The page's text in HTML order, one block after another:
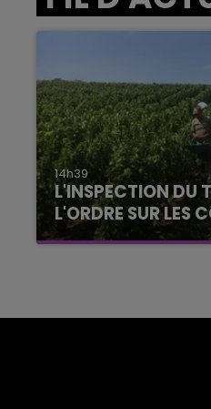
14h39
L'INSPECTION DU
L'ORDRE SUR LES
Alors que les dates